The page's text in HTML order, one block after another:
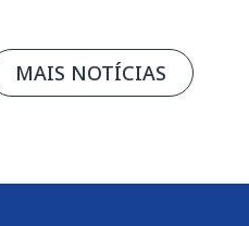
MAIS NOTÍCIAS